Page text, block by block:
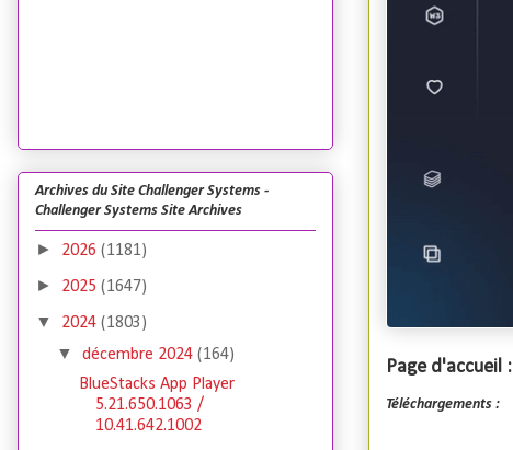
Page d'accueil :
Téléchargements :
Archives du Site Challenger Systems -
Challenger Systems Site Archives
► 2026 (1181)
► 2025 (1647)
▼ 2024 (1803)
▼décembre 2024(164)
BlueStacks App Player
5.21.650.1063 /
10.41.642.1002